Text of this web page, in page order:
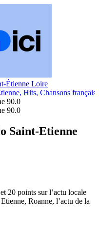
Étienne Loire
Hits, Chansons
90.0
90.0
Saint-Etienne
20 points sur l’actu locale
Roanne, l’actu de la